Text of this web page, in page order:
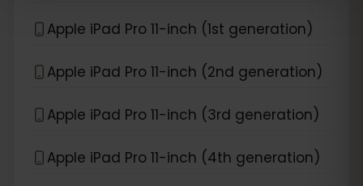
Apple iPad Pro 11-inch (1st generation)
Apple iPad Pro 11-inch (2nd generation)
Apple iPad Pro 11-inch (3rd generation)
Apple iPad Pro 11-inch (4th generation)